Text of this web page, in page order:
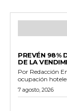
PREVÉN 98%
DE LA
Por Redacción Ensenada.- Ensenada alcanzará niveles de
ocupación
7 agosto, 2026